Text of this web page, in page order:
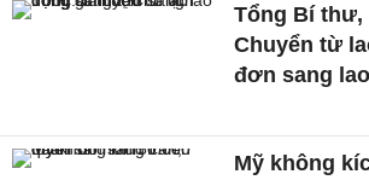
Tổng Bí
Chuyển từ
đơn sang
Mỹ không